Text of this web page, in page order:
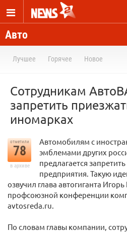
Авто
Лучшее Горячее Новое
Сотрудникам
запретить
иномарках
отметили
78
в архиве
Автомобилям с
эмблемами других
предлагается
предприятия. Такую
озвучил глава автогиганта
профсоюзной конференции
avtosreda.ru.
По словам главы компании,